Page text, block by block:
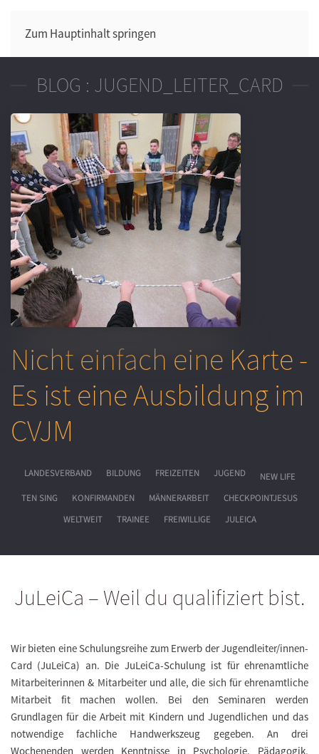
Zum Hauptinhalt springen
BLOG : JUGEND_LEITER_CARD
Nicht einfach eine Karte -
Es ist eine Ausbildung im
CVJM
LANDESVERBAND BILDUNG FREIZEITEN JUGEND
NEW LIFE
TEN SING
KONFIRMANDEN MÄNNERARBEIT
CHECKPOINTJESUS
WELTWEIT
TRAINEE FREIWILLIGE JULEICA
JuLeiCa – Weil du qualifiziert bist.
Wir bieten eine Schulungsreihe zum Erwerb der Jugendleiter/innen-
Card (JuLeiCa) an. Die JuLeiCa-Schulung ist für ehrenamtliche
Mitarbeiterinnen & Mitarbeiter und alle, die sich für ehrenamtliche
Mitarbeit fit machen wollen. Bei den Seminaren werden
Grundlagen für die Arbeit mit Kindern und Jugendlichen und das
notwendige fachliche Handwerkszeug gegeben. An drei
Wochenenden werden Kenntnisse in Psychologie, Pädagogik,